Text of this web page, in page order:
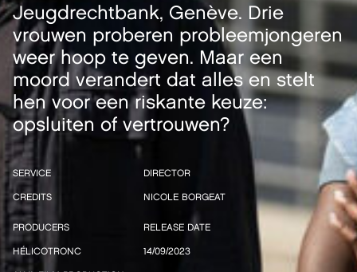
Jeugdrechtbank, Genève. Drie
vrouwen proberen probleemjongeren
weer hoop te geven. Maar een
moord verandert dat alles en stelt
hen voor een riskante keuze:
opsluiten of vertrouwen?
SERVICE
CREDITS
DIRECTOR
NICOLE BORGEAT
PRODUCERS
HÉLICOTRONC
RELEASE DATE
14/09/2023